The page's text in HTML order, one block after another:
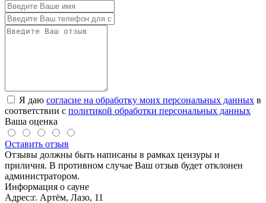
Я даю согласие на обработку моих персональных данных в
соответствии с политикой обработки персональных данных
Ваша оценка
Оставить отзыв
Отзывы должны быть написаны в рамках цензуры и
приличия. В противном случае Ваш отзыв будет отклонен
администратором.
Информация о сауне
Адрес:г. Артём, Лазо, 11